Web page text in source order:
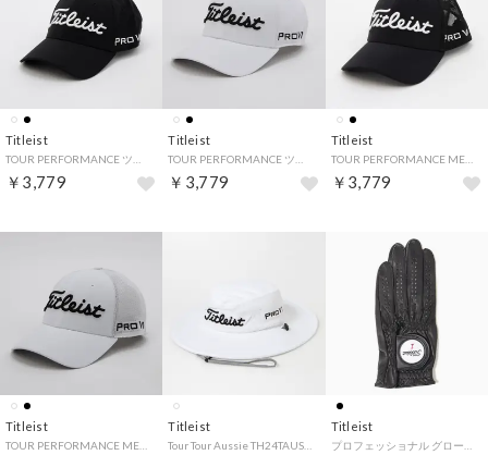
Titleist
￥3,779
Titleist
￥3,779
Titleist
TOUR PERFORMANCE MESH ツアーパフォーマンス ゴルフ メッシュキャップ （(01)ブラック×ホワイト）
￥3,779
Titleist Titleist Titleist